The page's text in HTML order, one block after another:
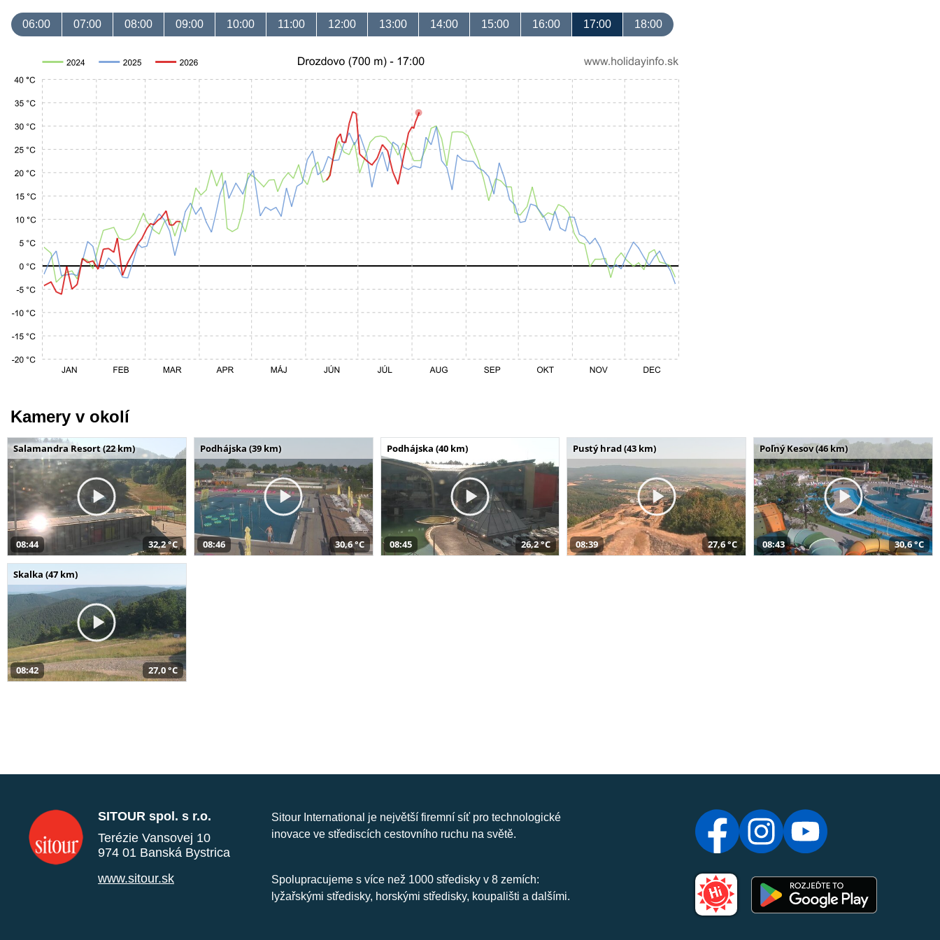
06:00 07:00 08:00 09:00 10:00 11:00 12:00 13:00 14:00 15:00 16:00 17:00 18:00
Kamery v okolí
Salamandra Resort (22 km)
08:44 32,2 °C
Podhájska (39 km)
08:46 30,6 °C
Podhájska (40 km)
08:45 26,2 °C
Pustý hrad (43 km)
08:39 27,6 °C
Poľný Kesov (46 km)
08:43 30,6 °C
Skalka (47 km)
08:42 27,0 °C
SITOUR spol. s r.o.
Terézie Vansovej 10
974 01 Banská Bystrica
www.sitour.sk
Sitour International je největší firemní síť pro technologické
inovace ve střediscích cestovního ruchu na světě.
Spolupracujeme s více než 1000 středisky v 8 zemích:
lyžařskými středisky, horskými středisky, koupališti a dalšími.